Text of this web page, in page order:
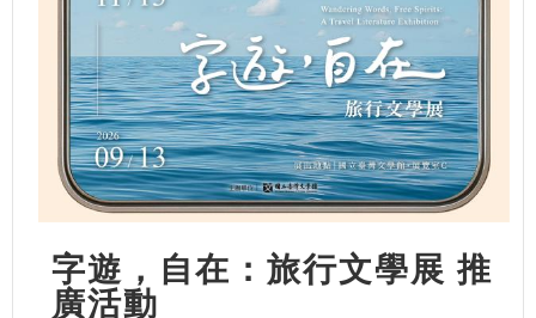
字遊，自在：旅行文學展 推
廣活動